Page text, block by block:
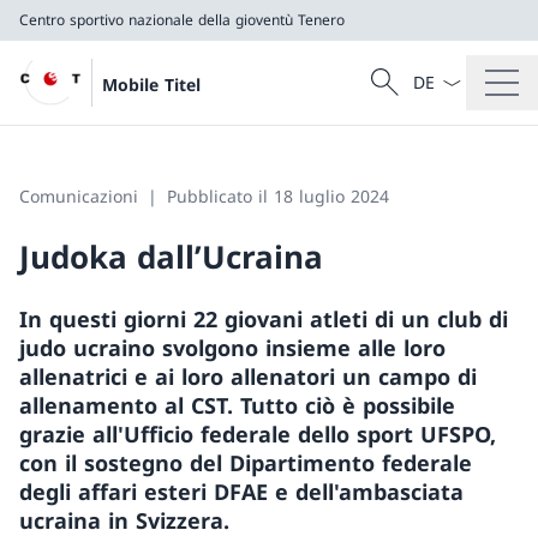
Centro sportivo nazionale della gioventù Tenero
Mobile Titel
Cercare
Ricerca
Dal menu a
Comunicazioni Pubblicato il 18 luglio 2024
Judoka dall’Ucraina
In questi giorni 22 giovani atleti di un club di
judo ucraino svolgono insieme alle loro
allenatrici e ai loro allenatori un campo di
allenamento al CST. Tutto ciò è possibile
grazie all'Ufficio federale dello sport UFSPO,
con il sostegno del Dipartimento federale
degli affari esteri DFAE e dell'ambasciata
ucraina in Svizzera.